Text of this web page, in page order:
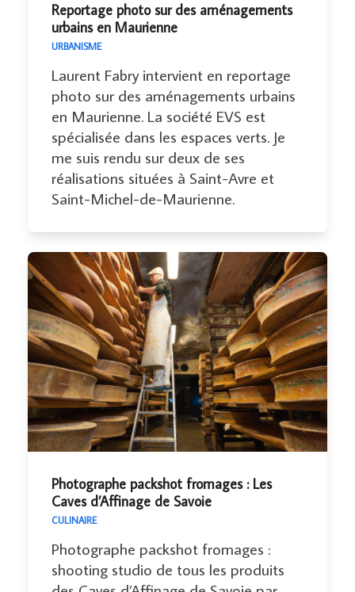
Reportage photo sur des aménagements
urbains en Maurienne
URBANISME
Laurent Fabry intervient en reportage
photo sur des aménagements urbains
en Maurienne. La société EVS est
spécialisée dans les espaces verts. Je
me suis rendu sur deux de ses
réalisations situées à Saint-Avre et
Saint-Michel-de-Maurienne.
Photographe packshot fromages : Les
Caves d’Affinage de Savoie
CULINAIRE
Photographe packshot fromages :
shooting studio de tous les produits